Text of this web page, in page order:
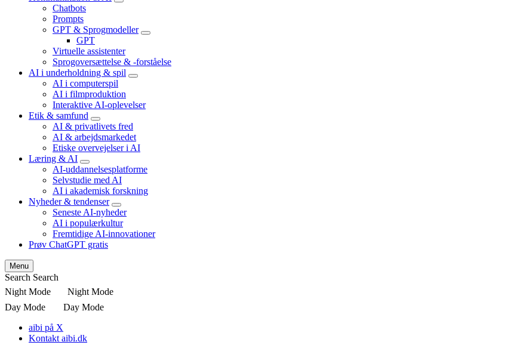
expand
Chatbots
Prompts
GPT & Sprogmodeller
expand
GPT
Virtuelle assistenter
Sprogoversættelse & -forståelse
AI i underholdning & spil
expand
AI i computerspil
AI i filmproduktion
Interaktive AI-oplevelser
Etik & samfund
expand
child
menu
AI & privatlivets fred
AI & arbejdsmarkedet
Etiske overvejelser i AI
Læring & AI
expand
child
menu
AI-uddannelsesplatforme
Selvstudie med AI
AI i akademisk forskning
Nyheder & tendenser
expand
child
menu
Seneste AI-nyheder
AI i populærkultur
Fremtidige AI-innovationer
Prøv ChatGPT gratis
Menu
Search Search
Night Mode
Night Mode
Day Mode
Day Mode
aibi på X
Kontakt aibi.dk